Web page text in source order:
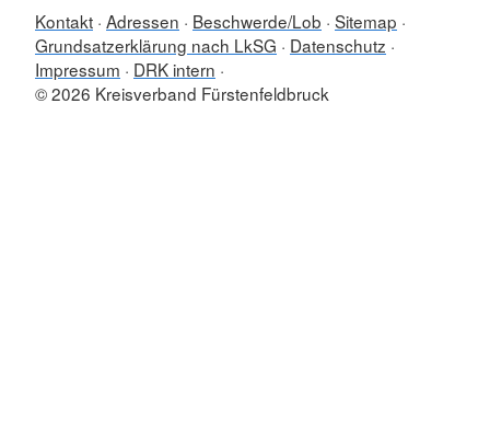
Kontakt Adressen Beschwerde/Lob Sitemap
Grundsatzerklärung nach LkSG
Datenschutz
Impressum
DRK intern
© 2026 Kreisverband Fürstenfeldbruck